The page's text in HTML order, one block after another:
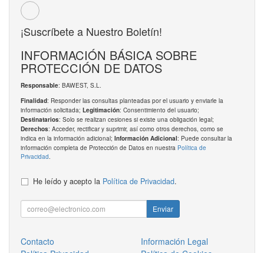
¡Suscríbete a Nuestro Boletín!
INFORMACIÓN BÁSICA SOBRE
PROTECCIÓN DE DATOS
Responsable: BAWEST, S.L.
Finalidad: Responder las consultas planteadas por el usuario y enviarle la
información solicitada; Legitimación: Consentimiento del usuario;
Destinatarios: Solo se realizan cesiones si existe una obligación legal;
Derechos: Acceder, rectificar y suprimir, así como otros derechos, como se
indica en la información adicional; Información Adicional: Puede consultar la
información completa de Protección de Datos en nuestra Política de
Privacidad
He leído y acepto la Política de Privacidad.
Enviar
Contacto
Información Legal